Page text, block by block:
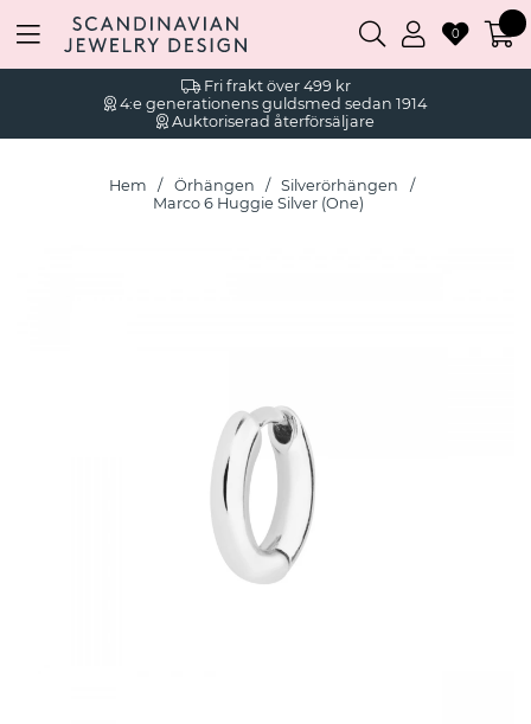
Fri frakt över 499 kr
4:e generationens guldsmed sedan 1914
Auktoriserad återförsäljare
0
Hem Örhängen
Silverörhängen
Marco 6 Huggie Silver (One)